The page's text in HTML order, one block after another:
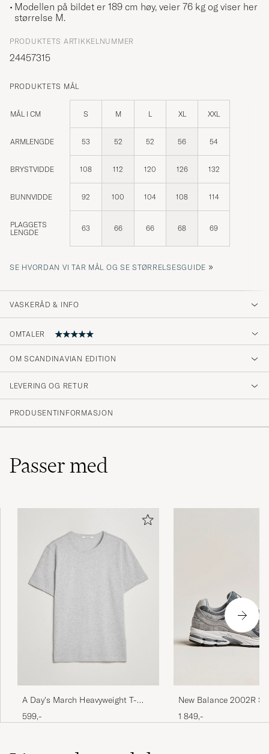
Modellen på bildet er 189 cm høy, veier 76 kg og viser her
størrelse M.
PRODUKTETS ARTIKKELNUMMER
24457315
PRODUKTETS MÅL
MÅL I CM S M L XL XXL
ARMLENGDE 53 52 52 56 54
BRYSTVIDDE 108 112 120 126 132
BUNNVIDDE 92 100 104 108 114
PLAGGETS
LENGDE
63 66 66 68 69
SE HVORDAN VI TAR MÅL OG SE STØRRELSESGUIDE »
VASKERÅD & INFO
OMTALER
Rigtig fin jakke, samt hurtig levering.
JESPER H KJØPTE PÅ CAREOFCARL.DK
OM SCANDINAVIAN EDITION
LEVERING OG RETUR
PRODUSENTINFORMASJON
Passer med
A Day's March Heavyweight T-
Shirt Grey Melange
599,-
New Balance 2002R
Steel
1 849,-